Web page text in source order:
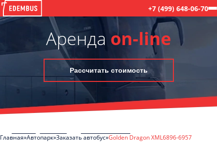
+7 (499) 648-06-70
Аренда on-line
Рассчитать стоимость
Главная Автопарк Заказать автобус Golden Dragon XML6896-6957